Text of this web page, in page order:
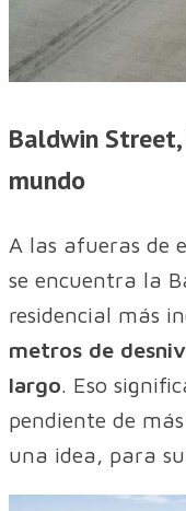
Baldwin
mundo
A las afueras de
se encuentra la
residencial más
metros de
largo. Eso
pendiente de
una idea, para